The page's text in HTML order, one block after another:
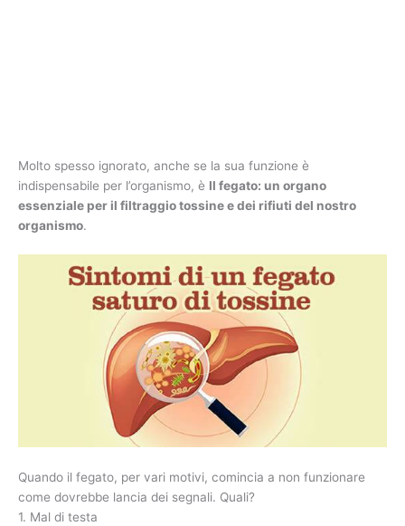
Molto spesso ignorato, anche se la sua funzione è
indispensabile per l’organismo, è Il fegato: un organo
essenziale per il filtraggio tossine e dei rifiuti del nostro
organismo.
Quando il fegato, per vari motivi, comincia a non funzionare
come dovrebbe lancia dei segnali. Quali?
1. Mal di testa